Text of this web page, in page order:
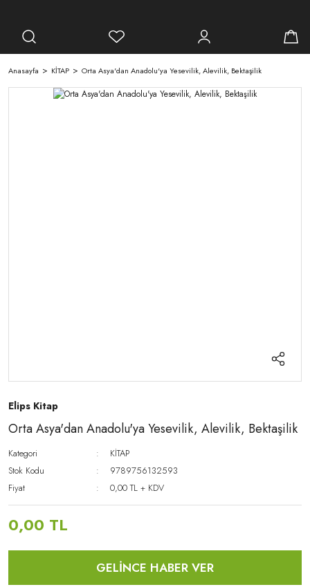
Anasayfa KİTAP Orta Asya'dan Anadolu'ya Yesevilik, Alevilik, Bektaşilik
Elips Kitap
Orta Asya'dan Anadolu'ya Yesevilik, Alevilik, Bektaşilik
Kategori
KİTAP
Stok Kodu
9789756132593
Fiyat
0,00 TL + KDV
0,00 TL
GELİNCE HABER VER